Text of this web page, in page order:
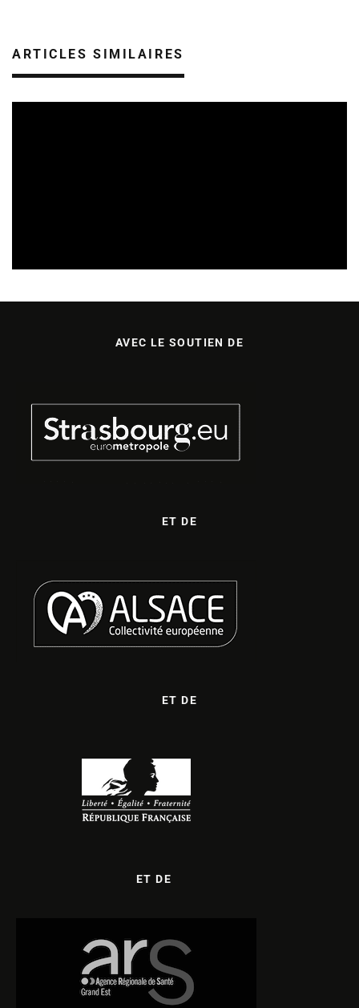
ARTICLES SIMILAIRES
AVEC LE SOUTIEN DE
ET DE
ET DE
ET DE